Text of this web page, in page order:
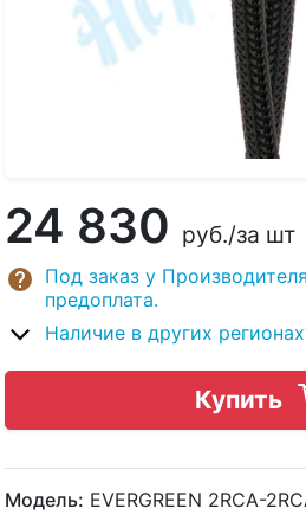
24 830 руб./за шт
Под заказ у
предоплата.
Наличие в других
Купить
Модель: EVERGREEN 2RCA-